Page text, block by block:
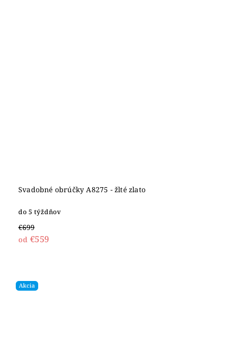
Svadobné obrúčky A8275 - žlté zlato
do 5 týždňov
€699
od €559
Akcia